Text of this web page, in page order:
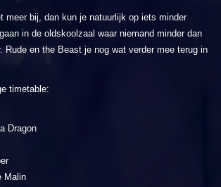
meer bij, dan kun je natuurlijk op iets minder
in de oldskoolzaal waar niemand minder dan
Rude en the Beast je nog wat verder mee terug in
timetable:
Dragon
Malin